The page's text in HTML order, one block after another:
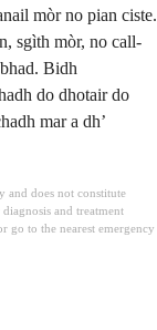
mòr no pian ciste.
sgìth mòr, no call-
Bidh
do dhotair do
mar a dh’
and does not constitute
and treatment
go to the nearest emergency